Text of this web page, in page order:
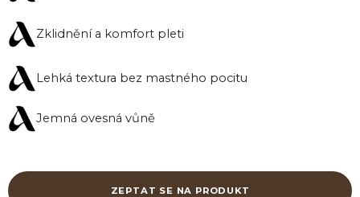
Zklidnění a komfort pleti
Lehká textura bez mastného pocitu
Jemná ovesná vůně
ZEPTAT SE NA PRODUKT